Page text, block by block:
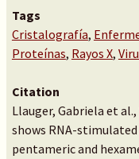
Tags
Cristalografía,
Proteínas, Rayos X,
Citation
Llauger, Gabriela et
shows RNA-
pentameric and